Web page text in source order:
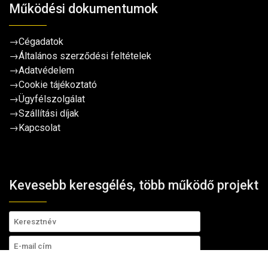
Működési dokumentumok
→Cégadatok
→Általános szerződési feltételek
→Adatvédelem
→Cookie tájékoztató
→Ügyfélszolgálat
→Szállítási díjak
→Kapcsolat
Kevesebb keresgélés, több működő projekt